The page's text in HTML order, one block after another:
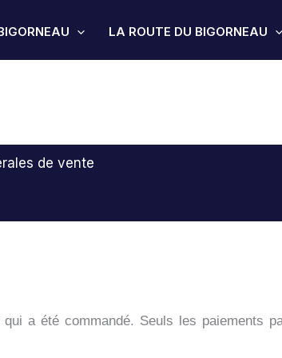
LA ROUTE DU BIGORNEAU
de vente
a été commandé. Seuls les paiements